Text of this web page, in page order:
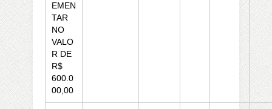
EMEN
TAR
NO
VALO
R DE
R$
600.0
00,00